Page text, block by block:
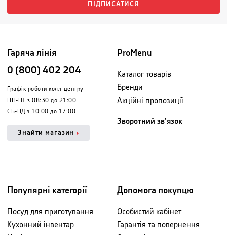
ПІДПИСАТИСЯ
Гаряча лінія
0 (800) 402 204
Графік роботи колл-центру
ПН-ПТ з 08:30 до 21:00
СБ-НД з 10:00 до 17:00
Знайти магазин
ProMenu
Каталог товарів
Бренди
Акційні пропозиції
Зворотний зв'язок
Популярні категорії
Посуд для приготування
Кухонний інвентар
Допомога покупцю
Особистий кабінет
Гарантія та повернення